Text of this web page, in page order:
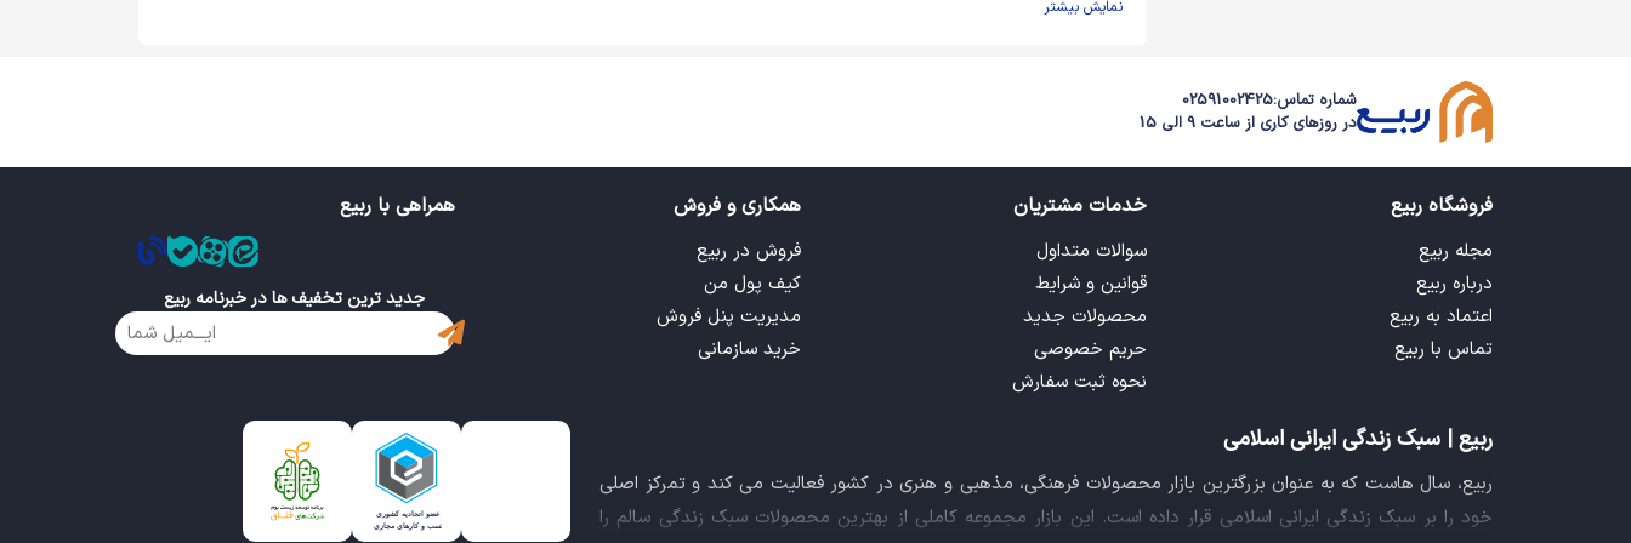
نمایش بیشتر
شماره تماس:02591002425
در روزهای کاری از ساعت 9 الی 15
فروشگاه ربیع
مجله ربیع
درباره ربیع
اعتماد به ربیع
تماس با ربیع
خدمات مشتریان
سوالات متداول
قوانین و شرایط
محصولات جدید
حریم خصوصی
نحوه ثبت سفارش
همکاری و فروش
فروش در ربیع
کیف پول من
مدیریت پنل فروش
خرید سازمانی
همراهی با ربیع
جدید ترین تخفیف ها در خبرنامه ربیع
ربیع | سبک زندگی ایرانی اسلامی
ربیع، سال هاست که به عنوان بزرگترین بازار محصولات فرهنگی، مذهبی و هنری در کشور فعالیت می کند و تمرکز اصلی
خود را بر سبک زندگی ایرانی اسلامی قرار داده است. این بازار مجموعه کاملی از بهترین محصولات سبک زندگی سالم را